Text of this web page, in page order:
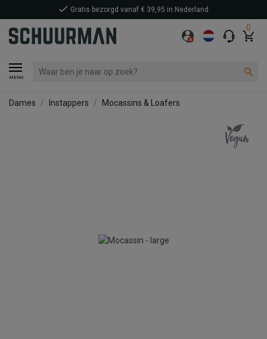
0
MENU
Gratis bezorgd vanaf € 39,95 in Nederland
Dames Instappers Mocassins & Loafers